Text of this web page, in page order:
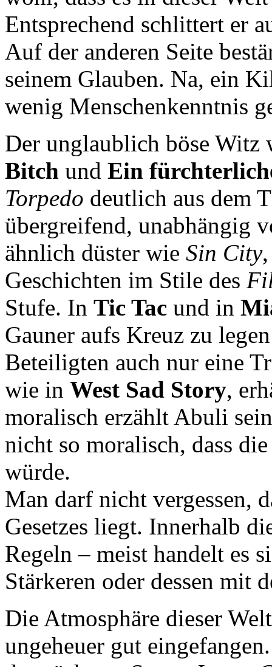
Entsprechend schlittert er
Auf der anderen Seite
seinem Glauben. Na, ein
wenig Menschenkenntnis
Der unglaublich böse
Bitch und Ein
Torpedo deutlich aus dem
übergreifend, unabhängig
ähnlich düster wie Sin City
Geschichten im Stile des
Stufe. In Tic Tac und in
Gauner aufs Kreuz zu
Beteiligten auch nur eine
wie in West Sad Story,
moralisch erzählt Abuli
nicht so moralisch, dass
würde.
Man darf nicht vergessen,
Gesetzes liegt. Innerhalb
Regeln – meist handelt es
Stärkeren oder dessen mit
Die Atmosphäre dieser
ungeheuer gut